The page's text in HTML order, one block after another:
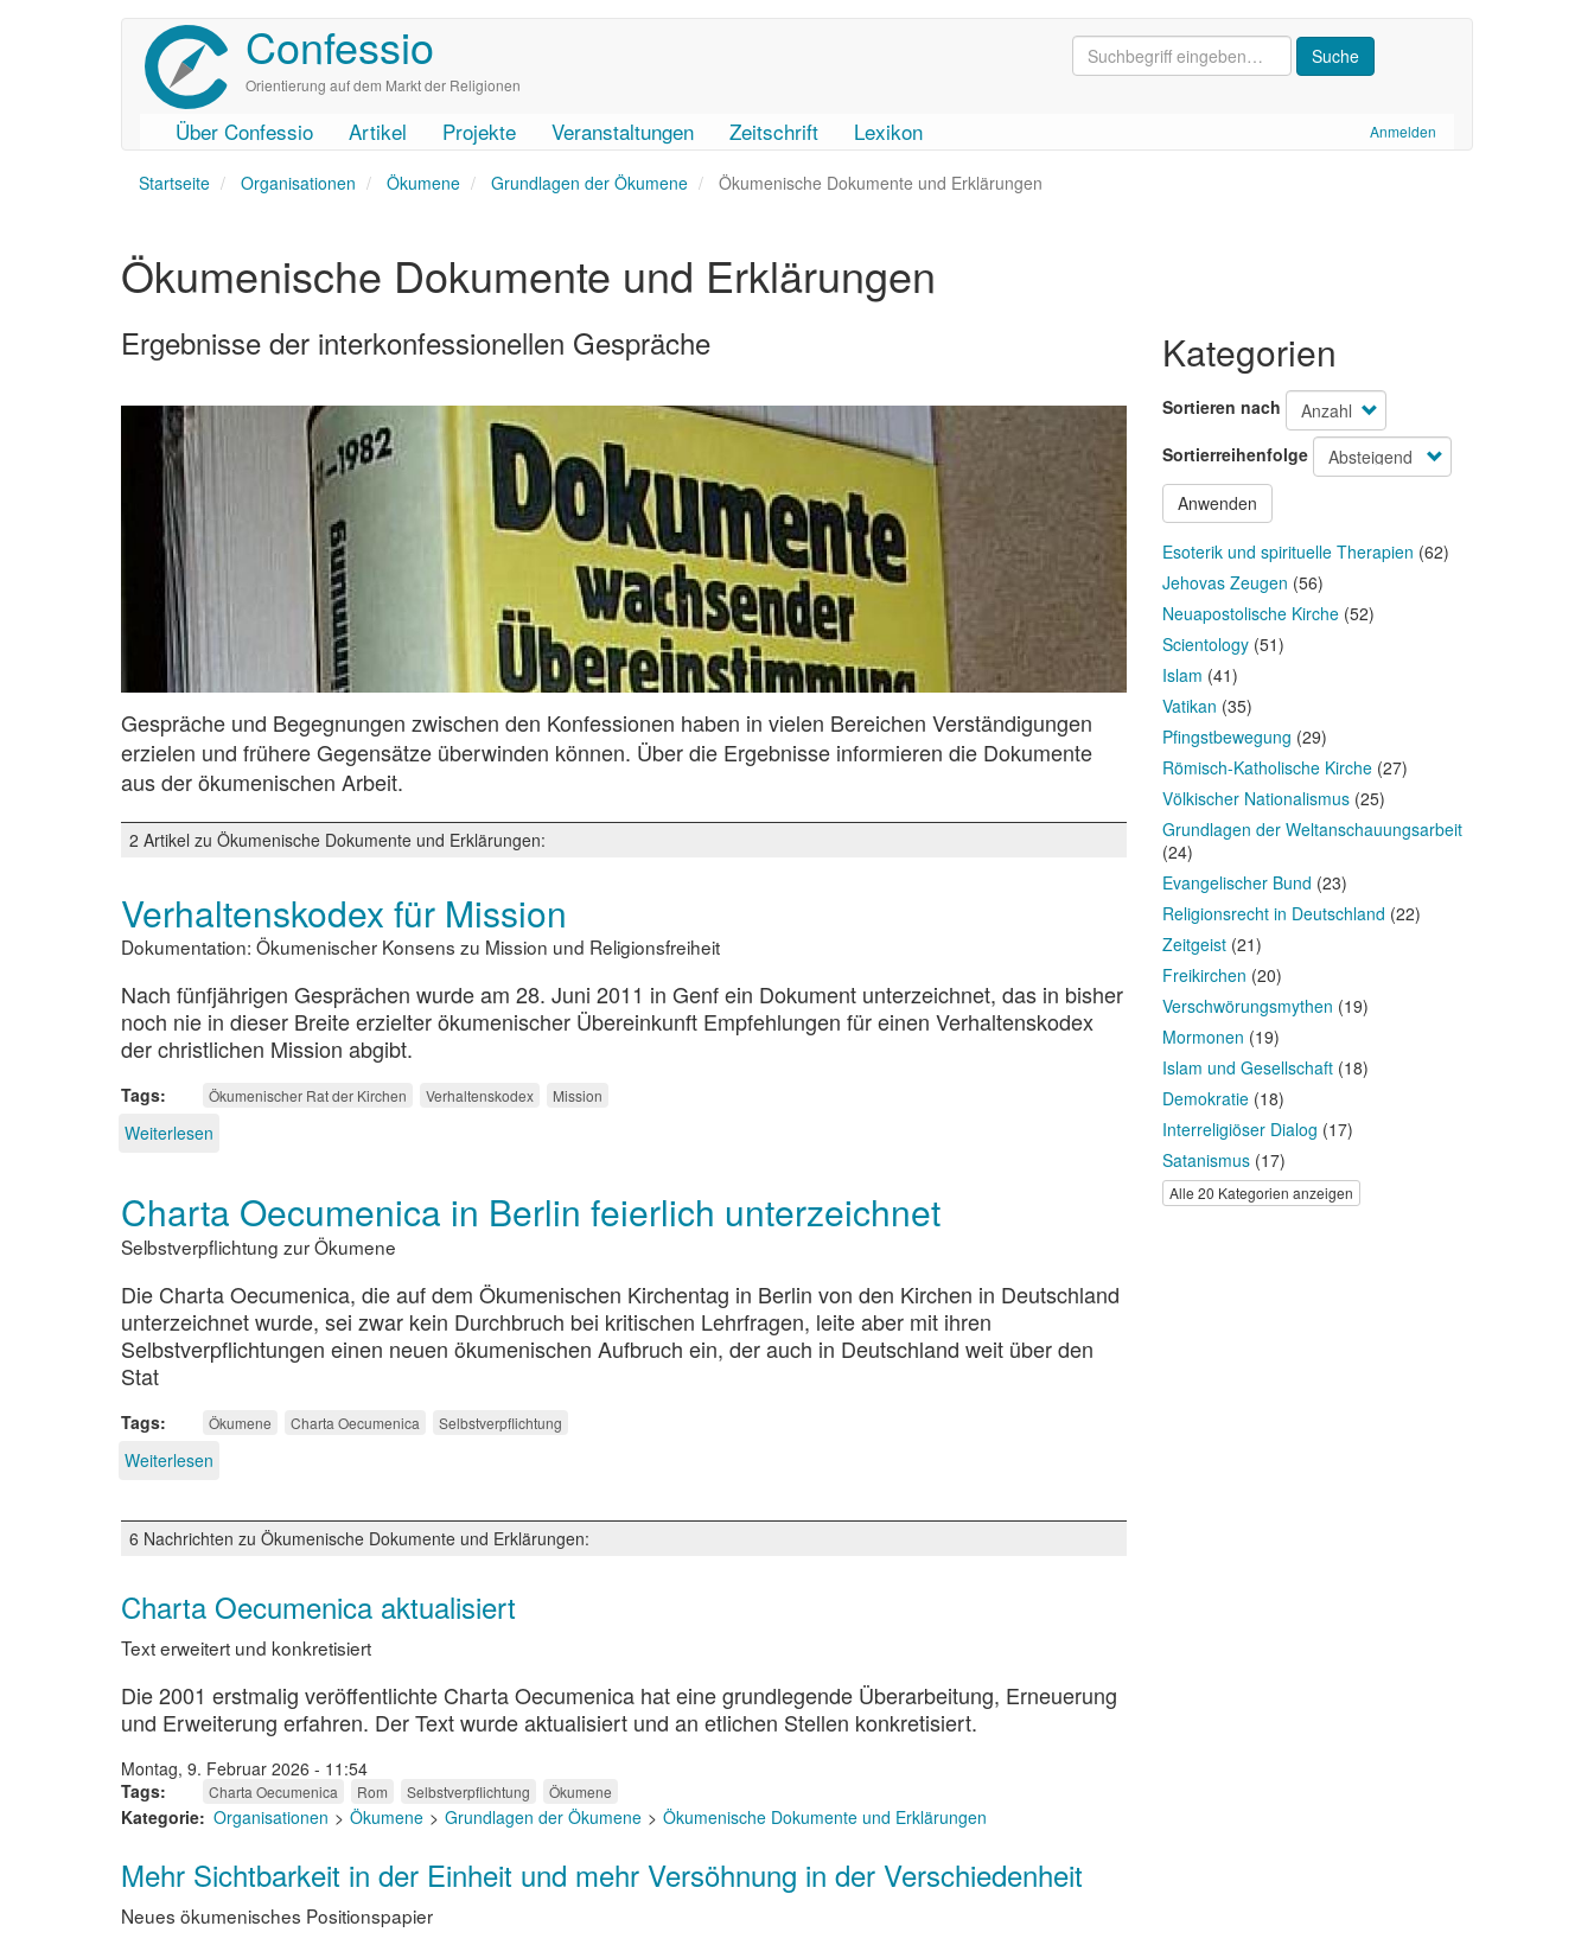
Confessio
Orientierung auf dem Markt der Religionen
User
account
Anmelden
Main
navigation
Über Confessio Artikel Projekte Veranstaltungen Zeitschrift Lexikon
Startseite Organisationen Ökumene Grundlagen der Ökumene Ökumenische Dokumente und Erklärungen
Ökumenische Dokumente und Erklärungen
Ergebnisse der interkonfessionellen Gespräche
Gespräche und Begegnungen zwischen den Konfessionen haben in vielen Bereichen Verständigungen
erzielen und frühere Gegensätze überwinden können. Über die Ergebnisse informieren die Dokumente
aus der ökumenischen Arbeit.
2 Artikel zu Ökumenische Dokumente und Erklärungen:
Verhaltenskodex für Mission
Dokumentation: Ökumenischer Konsens zu Mission und Religionsfreiheit
Nach fünfjährigen Gesprächen wurde am 28. Juni 2011 in Genf ein Dokument unterzeichnet, das in bisher
noch nie in dieser Breite erzielter ökumenischer Übereinkunft Empfehlungen für einen Verhaltenskodex
der christlichen Mission abgibt.
Tags Ökumenischer Rat der Kirchen Verhaltenskodex Mission
Weiterlesen
Mission
Charta Oecumenica in Berlin feierlich unterzeichnet
Selbstverpflichtung zur Ökumene
Die Charta Oecumenica, die auf dem Ökumenischen Kirchentag in Berlin von den Kirchen in Deutschland
unterzeichnet wurde, sei zwar kein Durchbruch bei kritischen Lehrfragen, leite aber mit ihren
Selbstverpflichtungen einen neuen ökumenischen Aufbruch ein, der auch in Deutschland weit über den
Stat
Tags Ökumene Charta Oecumenica Selbstverpflichtung
Weiterlesen
in
Berlin
unterzeichnet
6 Nachrichten zu Ökumenische Dokumente und Erklärungen:
Charta Oecumenica aktualisiert
Text erweitert und konkretisiert
Die 2001 erstmalig veröffentlichte Charta Oecumenica hat eine grundlegende Überarbeitung, Erneuerung
und Erweiterung erfahren. Der Text wurde aktualisiert und an etlichen Stellen konkretisiert.
Montag, 9. Februar 2026 - 11:54
Tags
Charta Oecumenica Rom Selbstverpflichtung Ökumene
Kategorie Organisationen Ökumene Grundlagen der Ökumene Ökumenische Dokumente und Erklärungen
Mehr Sichtbarkeit in der Einheit und mehr Versöhnung in der Verschiedenheit
Neues ökumenisches Positionspapier
Kategorien
Sortieren nach
Sortierreihenfolge
Anwenden
Esoterik und spirituelle Therapien (62)
Jehovas Zeugen (56)
Neuapostolische Kirche(52)
Scientology(51)
Islam (41)
Vatikan (35)
Pfingstbewegung (29)
Römisch-Katholische Kirche(27)
Völkischer Nationalismus(25)
Grundlagen der Weltanschauungsarbeit
(24)
Evangelischer Bund (23)
Religionsrecht in Deutschland (22)
Zeitgeist(21)
Freikirchen (20)
Verschwörungsmythen (19)
Mormonen (19)
Islam und Gesellschaft(18)
Demokratie(18)
Interreligiöser Dialog (17)
Satanismus(17)
Alle 20 Kategorien anzeigen